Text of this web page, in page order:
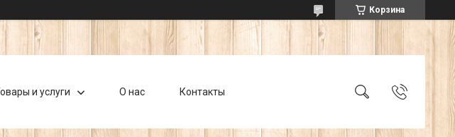
Корзина
и услуги О нас Контакты